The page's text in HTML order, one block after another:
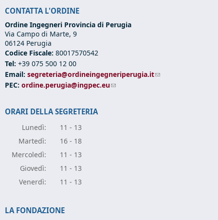
CONTATTA L'ORDINE
Ordine Ingegneri Provincia di Perugia
Via Campo di Marte, 9
06124 Perugia
Codice Fiscale: 80017570542
Tel: +39 075 500 12 00
Email: segreteria@ordineingegneriperugia.it(link sends e-mail)
PEC: ordine.perugia@ingpec.eu(link sends e-mail)
ORARI DELLA SEGRETERIA
Lunedì:
11 - 13
Martedì:
16 - 18
Mercoledì:
11 - 13
Giovedì:
11 - 13
Venerdì: 11 - 13
LA FONDAZIONE